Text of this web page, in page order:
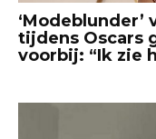
‘Modeblunder’
tijdens Oscars
voorbij: “Ik zie